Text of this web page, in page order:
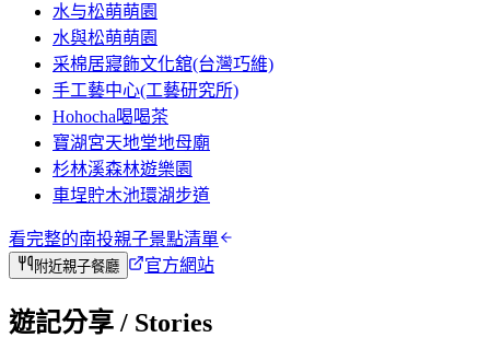
水与松萌萌園
水與松萌萌園
采棉居寢飾文化舘(台灣巧維)
手工藝中心(工藝研究所)
Hohocha喝喝茶
寶湖宮天地堂地母廟
杉林溪森林遊樂園
車埕貯木池環湖步道
看完整的南投親子景點清單
附近親子餐廳 官方網站
遊記分享 / Stories